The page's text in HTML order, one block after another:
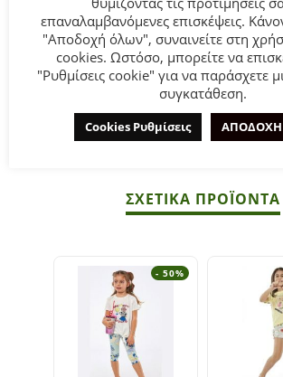
φούξια χρώμα.
Σύνθεση:95% COTTON-5% ELASTAN.
Πλένεται στο πλυντήριο στους 30°C.
ΣΧΕΤΙΚΆ ΠΡΟΪΌΝΤΑ
- 50%
επαναλαμβανόμενες επισκέψεις.
"Αποδοχή όλων", συναινείτε στη
cookies. Ωστόσο, μπορείτε να
"Ρυθμίσεις cookie" για να παράσχετε
συγκατάθεση.
Cookies Ρυθμίσεις